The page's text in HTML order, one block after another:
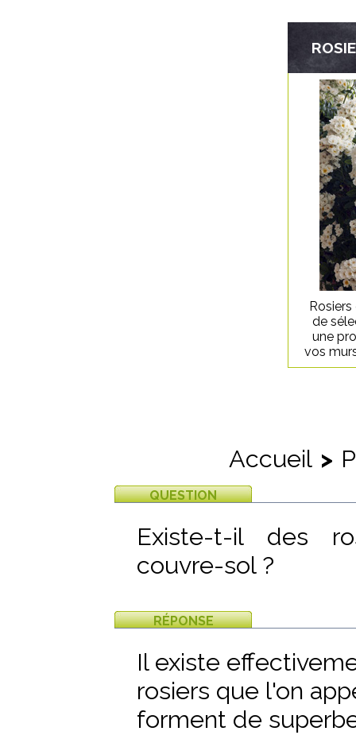
de
une
vos
Accueil >
QUESTION
Existe-t-il des
couvre-sol ?
RÉPONSE
Il existe
rosiers que l'on
forment de